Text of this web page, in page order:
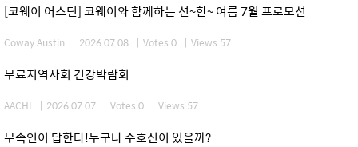
[코웨이 어스틴] 코웨이와 함께하는 션~한~ 여름 7월 프로모션
Coway Austin | 2026.07.08 | Votes 0 | Views 57
무료지역사회 건강박람회
AACHI | 2026.07.07 | Votes 0 | Views 57
무속인이 답한다!누구나 수호신이 있을까?